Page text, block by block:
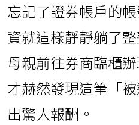
忘記了證券帳戶的
資就這樣靜靜躺了
母親前往券商臨櫃
才赫然發現這筆「
出驚人報酬。